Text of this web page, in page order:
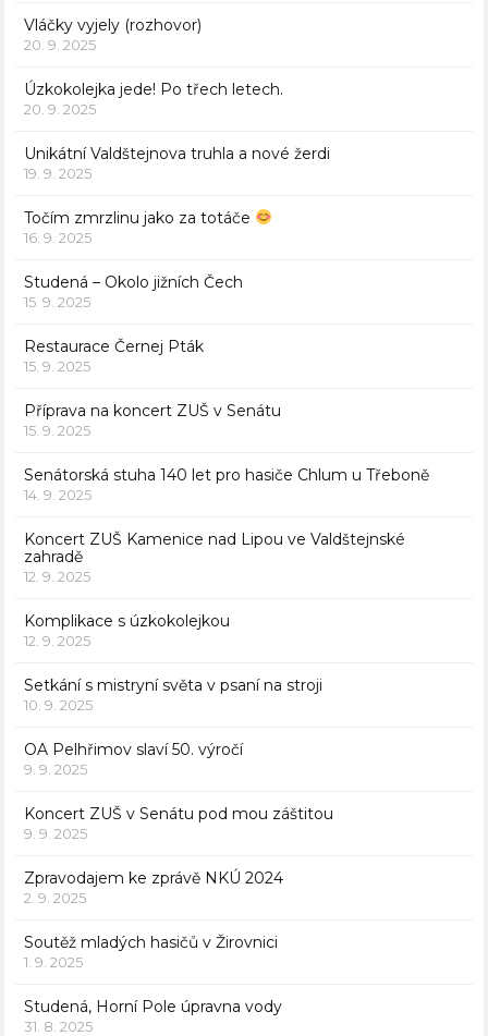
Vláčky vyjely (rozhovor)
20. 9. 2025
Úzkokolejka jede! Po třech letech.
20. 9. 2025
Unikátní Valdštejnova truhla a nové žerdi
19. 9. 2025
Točím zmrzlinu jako za totáče
16. 9. 2025
Studená – Okolo jižních Čech
15. 9. 2025
Restaurace Černej Pták
15. 9. 2025
Příprava na koncert ZUŠ v Senátu
15. 9. 2025
Senátorská stuha 140 let pro hasiče Chlum u Třeboně
14. 9. 2025
Koncert ZUŠ Kamenice nad Lipou ve Valdštejnské
zahradě
12. 9. 2025
Komplikace s úzkokolejkou
12. 9. 2025
Setkání s mistryní světa v psaní na stroji
10. 9. 2025
OA Pelhřimov slaví 50. výročí
9. 9. 2025
Koncert ZUŠ v Senátu pod mou záštitou
9. 9. 2025
Zpravodajem ke zprávě NKÚ 2024
2. 9. 2025
Soutěž mladých hasičů v Žirovnici
1. 9. 2025
Studená, Horní Pole úpravna vody
31. 8. 2025